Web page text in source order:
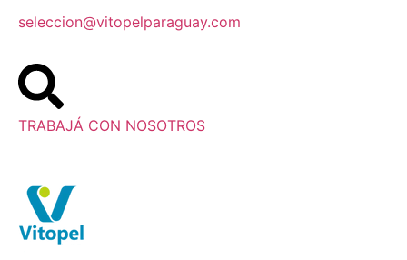
seleccion@vitopelparaguay.com
TRABAJÁ CON NOSOTROS